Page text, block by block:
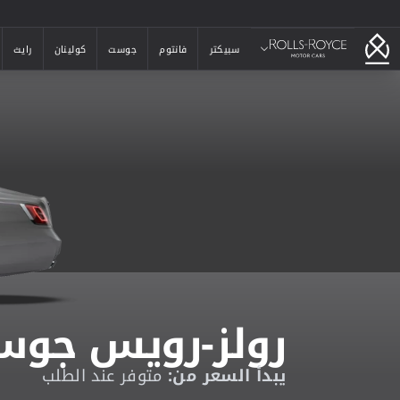
سبيكتر فانتوم جوست كولينان رايث
رولز-رويس
يبدأ السعر من:متوفر عند الطلب